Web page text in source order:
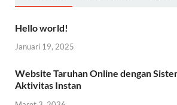
Hello world!
Januari 19, 2025
Website Taruhan Online dengan
Aktivitas Instan